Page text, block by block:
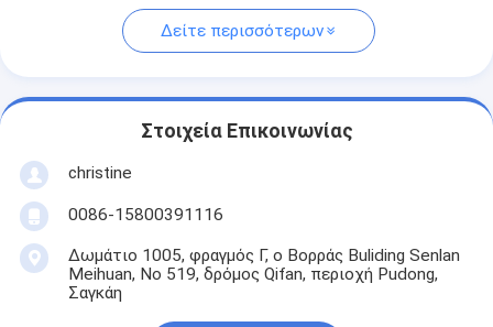
Δείτε περισσότερων
Στοιχεία Επικοινωνίας
christine
0086-15800391116
Δωμάτιο 1005, φραγμός Γ, ο Βορράς Buliding Senlan
Meihuan, Νο 519, δρόμος Qifan, περιοχή Pudong,
Σαγκάη